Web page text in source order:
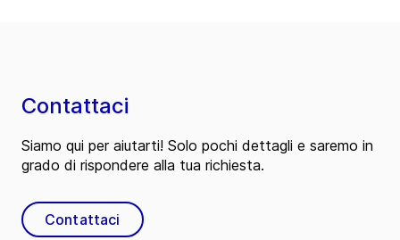
Contattaci
Siamo qui per aiutarti! Solo pochi dettagli e saremo in
grado di rispondere alla tua richiesta.
Contattaci